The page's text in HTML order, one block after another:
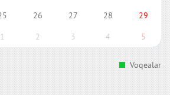
26 27 28
29
1 2 3 4 5
Voqealar